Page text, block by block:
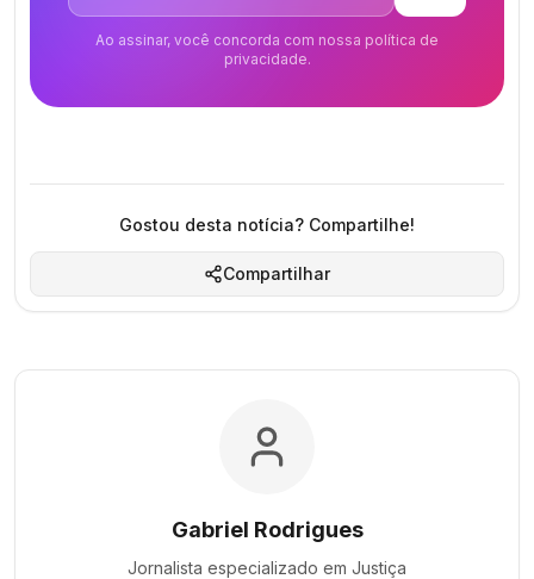
Ao assinar, você concorda com nossa política de
privacidade.
Gostou desta notícia? Compartilhe!
Compartilhar
Gabriel Rodrigues
Jornalista especializado em Justiça